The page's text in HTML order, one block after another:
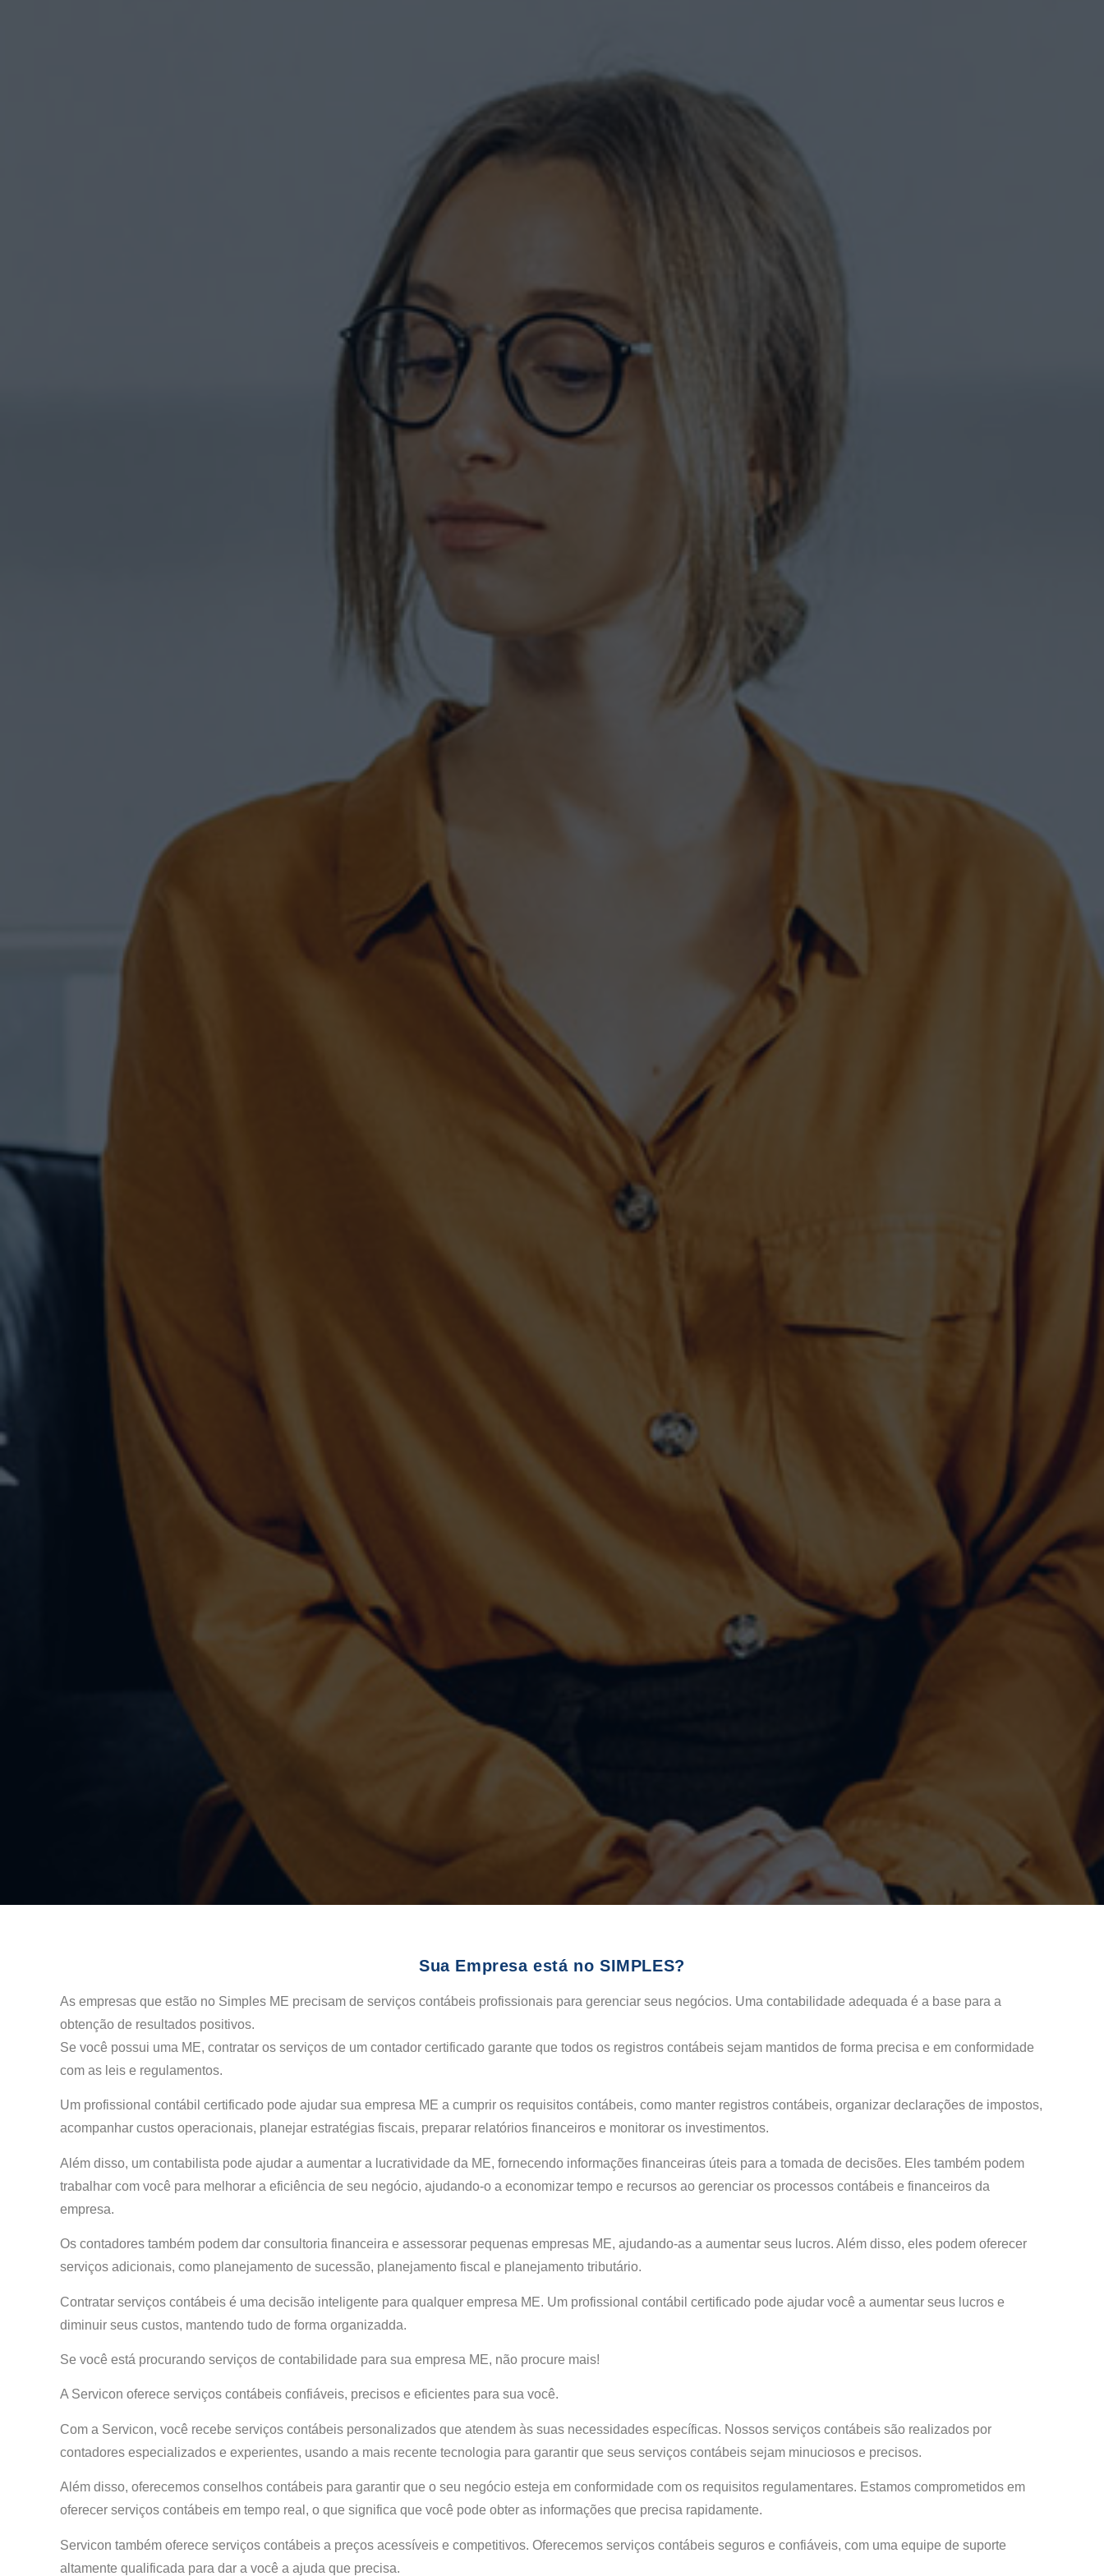
Sua Empresa está no SIMPLES?
As empresas que estão no Simples ME precisam de serviços contábeis profissionais para gerenciar seus negócios. Uma contabilidade adequada é a base para a
obtenção de resultados positivos.
Se você possui uma ME, contratar os serviços de um contador certificado garante que todos os registros contábeis sejam mantidos de forma precisa e em conformidade
com as leis e regulamentos.
Um profissional contábil certificado pode ajudar sua empresa ME a cumprir os requisitos contábeis, como manter registros contábeis, organizar declarações de impostos,
acompanhar custos operacionais, planejar estratégias fiscais, preparar relatórios financeiros e monitorar os investimentos.
Além disso, um contabilista pode ajudar a aumentar a lucratividade da ME, fornecendo informações financeiras úteis para a tomada de decisões. Eles também podem
trabalhar com você para melhorar a eficiência de seu negócio, ajudando-o a economizar tempo e recursos ao gerenciar os processos contábeis e financeiros da
empresa.
Os contadores também podem dar consultoria financeira e assessorar pequenas empresas ME, ajudando-as a aumentar seus lucros. Além disso, eles podem oferecer
serviços adicionais, como planejamento de sucessão, planejamento fiscal e planejamento tributário.
Contratar serviços contábeis é uma decisão inteligente para qualquer empresa ME. Um profissional contábil certificado pode ajudar você a aumentar seus lucros e
diminuir seus custos, mantendo tudo de forma organizadda.
Se você está procurando serviços de contabilidade para sua empresa ME, não procure mais!
A Servicon oferece serviços contábeis confiáveis, precisos e eficientes para sua você.
Com a Servicon, você recebe serviços contábeis personalizados que atendem às suas necessidades específicas. Nossos serviços contábeis são realizados por
contadores especializados e experientes, usando a mais recente tecnologia para garantir que seus serviços contábeis sejam minuciosos e precisos.
Além disso, oferecemos conselhos contábeis para garantir que o seu negócio esteja em conformidade com os requisitos regulamentares. Estamos comprometidos em
oferecer serviços contábeis em tempo real, o que significa que você pode obter as informações que precisa rapidamente.
Servicon também oferece serviços contábeis a preços acessíveis e competitivos. Oferecemos serviços contábeis seguros e confiáveis, com uma equipe de suporte
altamente qualificada para dar a você a ajuda que precisa.